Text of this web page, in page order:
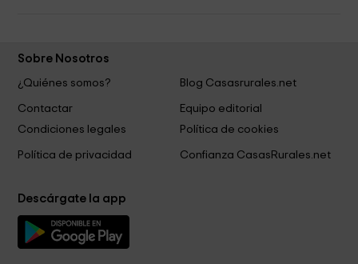
Sobre Nosotros
¿Quiénes somos?
Blog Casasrurales.net
Contactar
Equipo editorial
Condiciones legales
Política de cookies
Política de privacidad Confianza CasasRurales.net
Descárgate la app